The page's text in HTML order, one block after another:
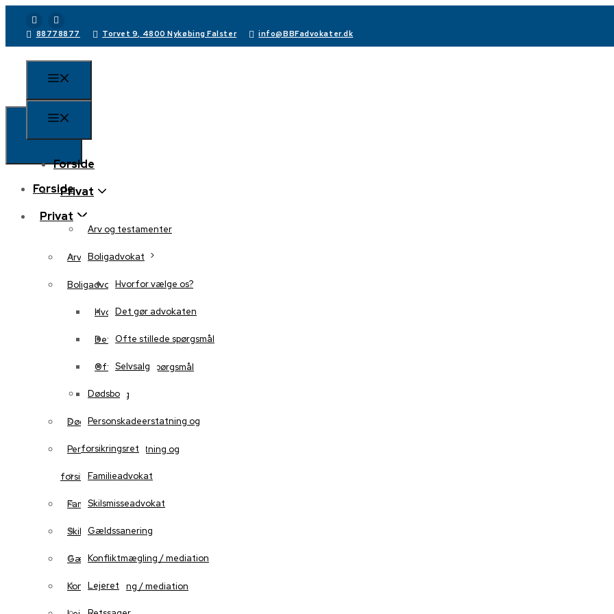
88778877 Torvet 9, 4800 Nykøbing Falster info@BBFadvokater.dk
Forside
Privat
Arv og testamenter
Boligadvokat
Hvorfor vælge os?
Det gør advokaten
Ofte stillede spørgsmål
Selvsalg
Dødsbo
Personskadeerstatning og
forsikringsret
Familieadvokat
Skilsmisseadvokat
Gældssanering
Konfliktmægling / mediation
Lejeret
Forside
Privat
Arv og testamenter
Boligadvokat
Hvorfor vælge os?
Det gør advokaten
Ofte stillede spørgsmål
Selvsalg
Dødsbo
Personskadeerstatning og
forsikringsret
Familieadvokat
Skilsmisseadvokat
Gældssanering
Konfliktmægling / mediation